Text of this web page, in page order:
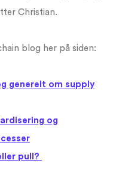
Christian.
blog her på siden:
generelt om supply
og
pull?